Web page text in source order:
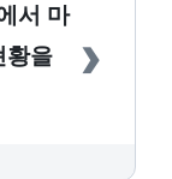
서 마
황을
›